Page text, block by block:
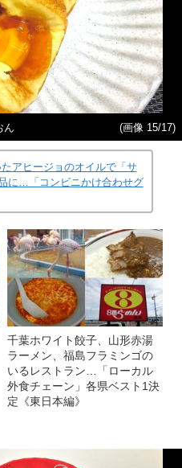
ん (画像 15/17)
アヒージョのオイルで「サ
に…「コンビニかけ合わせグ
千葉ホワイト餃子、山形赤湯
ラーメン、福島フラミンゴの
いるレストラン…「ローカル
外食チェーン」各県ベスト1決
定《東日本編》